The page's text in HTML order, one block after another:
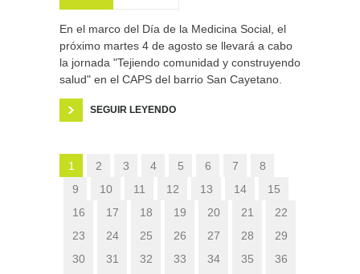
En el marco del Día de la Medicina Social, el
próximo martes 4 de agosto se llevará a cabo
la jornada "Tejiendo comunidad y construyendo
salud" en el CAPS del barrio San Cayetano.
SEGUIR LEYENDO
1 2 3 4 5 6 7
8
9
10 11 12 13 14
15
16
17 18 19 20 21
22
23
24 25 26 27 28
29
30
31 32 33 34 35
36